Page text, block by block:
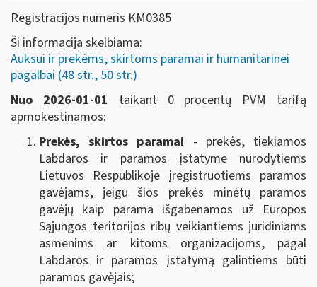
Registracijos numeris KM0385
Ši informacija skelbiama:
Auksui ir prekėms, skirtoms paramai ir humanitarinei
pagalbai (48 str., 50 str.)
Nuo 2026-01-01 taikant 0 procentų PVM tarifą
apmokestinamos:
Prekės, skirtos paramai - prekės, tiekiamos
Labdaros ir paramos įstatyme nurodytiems
Lietuvos Respublikoje įregistruotiems paramos
gavėjams, jeigu šios prekės minėtų paramos
gavėjų kaip parama išgabenamos už Europos
Sąjungos teritorijos ribų veikiantiems juridiniams
asmenims ar kitoms organizacijoms, pagal
Labdaros ir paramos įstatymą galintiems būti
paramos gavėjais;